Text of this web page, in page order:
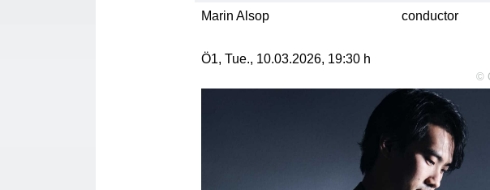
Marin Alsop
conductor
Ö1, Tue., 10.03.2026, 19:30 h
©